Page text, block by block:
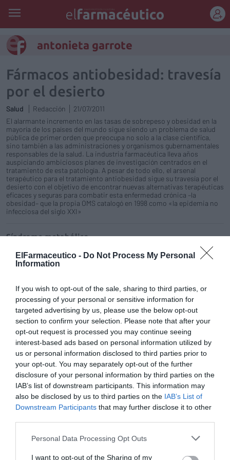
ElFarmaceutico - Do Not Process My Personal
Information
If you wish to opt-out of the sale, sharing to third parties, or
processing of your personal or sensitive information for
targeted advertising by us, please use the below opt-out
section to confirm your selection. Please note that after your
opt-out request is processed you may continue seeing
interest-based ads based on personal information utilized by
us or personal information disclosed to third parties prior to
your opt-out. You may separately opt-out of the further
disclosure of your personal information by third parties on the
IAB’s list of downstream participants. This information may
also be disclosed by us to third parties on the IAB’s List of
Downstream Participants that may further disclose it to other
Personal Data Processing Opt Outs
I want to opt-out of the Sharing of my
antonieta garrote
Fármacos antiobesidad: travesía
por el desierto
Salud Redacción
21/07/2011
El alarmante incremento en las tasas de sobrepeso y obesidad en la
mayoría de los países del mundo sigue siendo un problema de salud
pública de primer orden que preocupa no solo a la clase científica,
sino también a las administraciones y organismos gubernamentales
responsables de la salud. La industria farmacéutica lleva años
auspiciando ambiciosos planes de investigación centrados en el
tratamiento de esta patología. A pesar de todo ello, el arsenal
terapéutico para el tratamiento antiobesidad sigue su travesía por el
desierto con el objetivo de encontrar nuevas alternativas terapéuticas
eficaces y seguras para combatir esta enfermedad crónica –la
obesidad– que la propia OMS catalogó en 1998 como «la epidemia no
infecciosa del siglo XXI»
Síndrome metabólico
Salud Redacción
08/07/2011
Definición Las primeras referencias del síndrome metabólico (SM)
mismo individuo, de distintas situaciones clínicas y factores de
riesgo directamente relacionados con la obesidad, la diabetes y las
enfermedades cardiovasculares, entre otros; si bien, no fue
formalmente propuesto y unificado hasta 1999 por un grupo consultor
de la OMS. El síndrome metabólico –también denominado Síndrome
X, de Reaven, de insulinorresistencia, síndrome plurimetabólico o
CHAOS– se define como la conjunción de varias enfermedades o
factores de riesgo en un mismo individuo que aumentan la
probabilidad de padecer una enfermedad cardiovascular o diabetes
mellitus.
Legionelosis, un año más
Salud Redacción 09/06/2011
control tanto en la importación como en la